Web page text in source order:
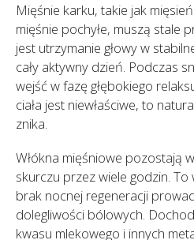
Mięśnie karku, takie jak
mięśnie pochyłe, muszą stale
jest utrzymanie głowy w
cały aktywny dzień. Podczas
wejść w fazę głębokiego
ciała jest niewłaściwe, to
znika.
Włókna mięśniowe pozostają
skurczu przez wiele godzin. To
brak nocnej regeneracji
dolegliwości bólowych.
kwasu mlekowego i innych